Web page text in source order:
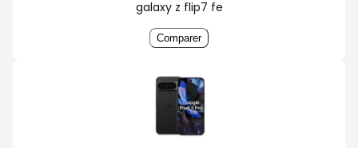
galaxy z flip7 fe
Comparer